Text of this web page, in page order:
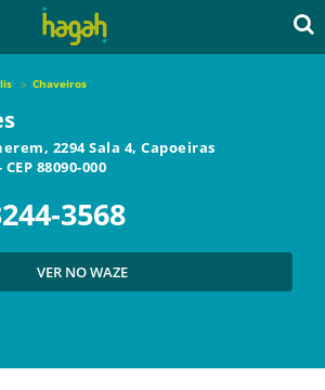
Chaveiros
2294 Sala 4, Capoeiras
CEP 88090-000
3568
VER NO WAZE